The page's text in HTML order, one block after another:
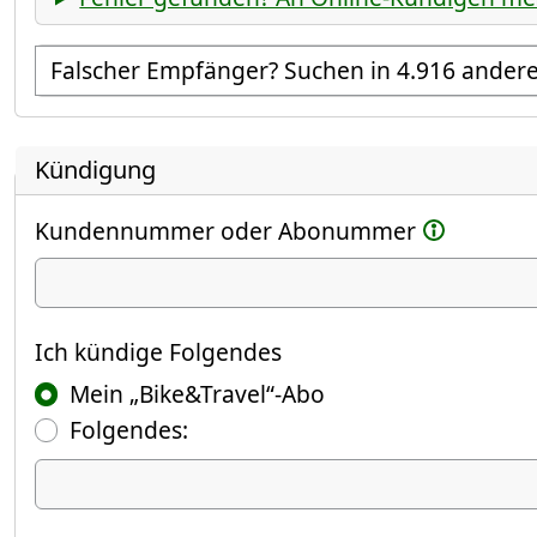
Empfänger suchen
Kündigung
Kundennummer oder Abonummer
Ich kündige
Ich kündige Folgendes
Mein „Bike&Travel“-Abo
Folgendes:
Ich kündige Folgendes